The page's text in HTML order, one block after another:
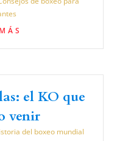
el KO que
venir
del boxeo mundial